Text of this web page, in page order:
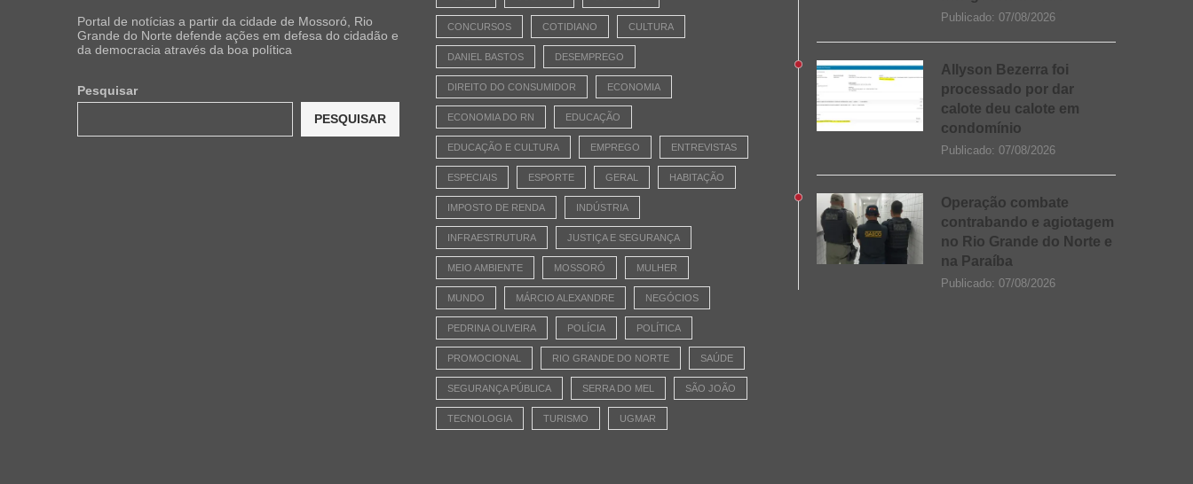
Portal de notícias a partir da cidade de Mossoró, Rio
Grande do Norte defende ações em defesa do cidadão e
da democracia através da boa política
Pesquisar
PESQUISAR
CONCURSOS COTIDIANO CULTURA
DANIEL BASTOS DESEMPREGO
DIREITO DO CONSUMIDOR ECONOMIA
ECONOMIA DO RN EDUCAÇÃO
EDUCAÇÃO E CULTURA EMPREGO ENTREVISTAS
ESPECIAIS ESPORTE GERAL HABITAÇÃO
IMPOSTO DE RENDA INDÚSTRIA
INFRAESTRUTURA JUSTIÇA E SEGURANÇA
MEIO AMBIENTE MOSSORÓ MULHER
MUNDO MÁRCIO ALEXANDRE NEGÓCIOS
PEDRINA OLIVEIRA POLÍCIA POLÍTICA
PROMOCIONAL RIO GRANDE DO NORTE SAÚDE
SEGURANÇA PÚBLICA SERRA DO MEL SÃO JOÃO
TECNOLOGIA TURISMO UGMAR
Publicado: 07/08/2026
Allyson Bezerra foi
processado por dar
calote deu calote em
condomínio
Publicado: 07/08/2026
Operação combate
contrabando e agiotagem
no Rio Grande do Norte e
na Paraíba
Publicado: 07/08/2026